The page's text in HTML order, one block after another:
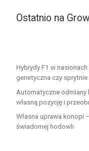
Ostatnio na
Hybrydy F1 w
genetyczna czy
Automatyczne
własną pozycję i
Własna uprawa konopi
świadomej hodowli